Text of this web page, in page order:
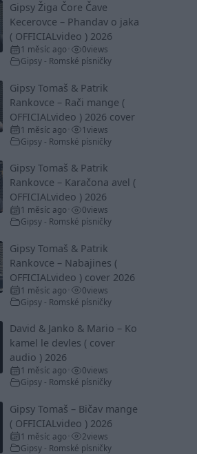
Gipsy Žiga Čore Čave
Kecerovce – Phandav o jaka
( OFFICIALvideo ) 2026
1 měsíc ago 0views
Gipsy - Romské písničky
Gipsy Tomaš & Patrik
Rankovce – Rači mange (
OFFICIALvideo ) 2026 cover
1 měsíc ago 1views
Gipsy - Romské písničky
Gipsy Tomaš & Patrik
Rankovce – Karačona avel (
OFFICIALvideo ) 2026
1 měsíc ago 0views
Gipsy - Romské písničky
Gipsy Tomaš & Patrik
Rankovce – Nabajines (
OFFICIALvideo ) cover 2026
1 měsíc ago 0views
Gipsy - Romské písničky
David & Janko & Mario – Ko
kamel le devles ( cover
audio ) 2026
1 měsíc ago 0views
Gipsy - Romské písničky
Gipsy Tomaš – Bičav mange
( OFFICIALvideo ) 2026
1 měsíc ago 2views
Gipsy - Romské písničky